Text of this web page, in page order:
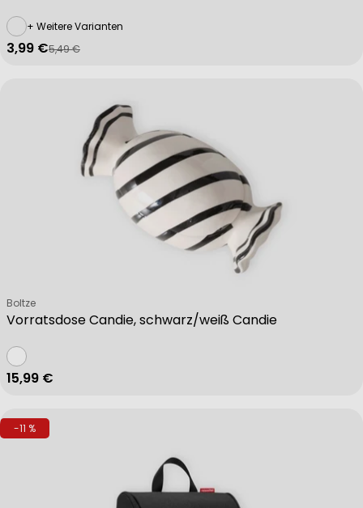
+ Weitere Varianten
Verkaufspreis
3,99 €
Regulärer Preis
5,49 €
Vorratsdose Candie, schwarz/weiß Candie
Verkäufer:
Boltze
Regulärer Preis
15,99 €
-11 %